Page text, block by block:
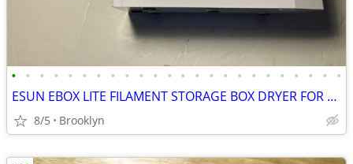
• • • • • • • • • • • • • • • • • • • • • • • •
ESUN EBOX LITE FILAMENT STORAGE BOX DRYER FOR 3D PRINTING MATERIAL PRO
8/5 Brooklyn